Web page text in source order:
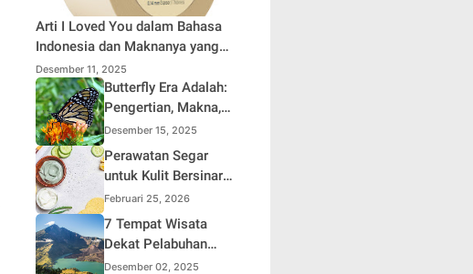
Arti I Loved You dalam Bahasa
Indonesia dan Maknanya yang
Mendalam
Desember 11, 2025
Butterfly Era Adalah:
Pengertian, Makna,
dan Signifikansi
dalam Kehidupan
Modern
Desember 15, 2025
Perawatan Segar
untuk Kulit Bersinar
dan Sehat
Februari 25, 2026
7 Tempat Wisata
Dekat Pelabuhan
Lembar
Desember 02, 2025